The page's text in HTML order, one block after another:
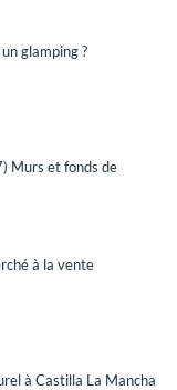
de votre hôtel ou
sont gratuites,
glamping ?
Murs et fonds de
à la vente
à Castilla La Mancha